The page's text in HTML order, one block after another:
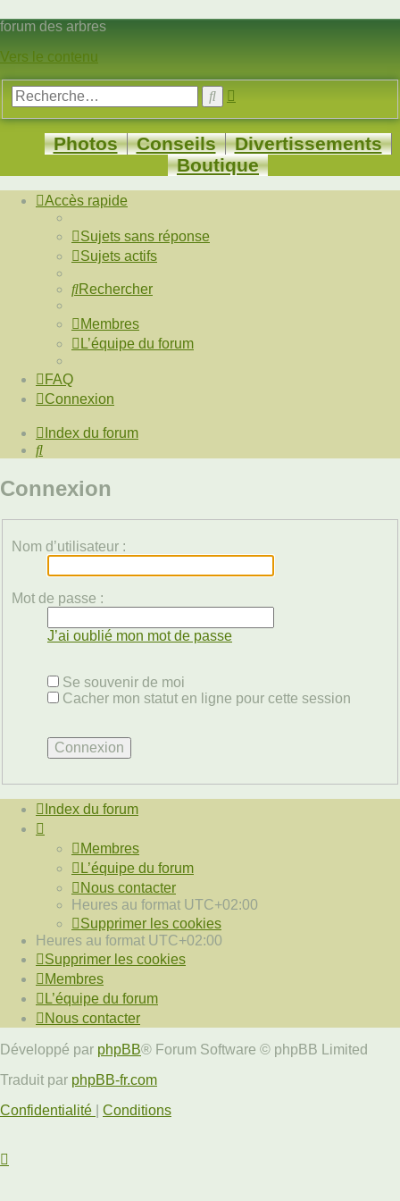
forum des arbres
Vers le contenu
Rechercher
Photos Conseils
Divertissements
Boutique
Accès rapide
Sujets sans réponse
Sujets actifs
Rechercher
Membres
L’équipe du forum
FAQ
Connexion
Index du forum
Rechercher
Connexion
Nom d’utilisateur :
Mot de passe :
J’ai oublié mon mot de passe
Se souvenir de moi
Cacher mon statut en ligne pour cette session
Index du forum
Membres
L’équipe du forum
Nous contacter
Heures au format UTC+02:00
Supprimer les cookies
Heures au format UTC+02:00
Supprimer les cookies
Membres
L’équipe du forum
Nous contacter
Développé par phpBB® Forum Software © phpBB Limited
Traduit par phpBB-fr.com
Confidentialité
Conditions